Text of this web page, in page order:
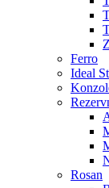
Ferro
Ideal
Rosan